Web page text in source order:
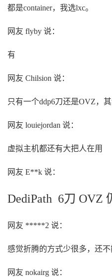
都是container，我选lxc。
网友 flyby 说：
有
网友 Chilsion 说：
只有一个ddp6刀还是OVZ，
网友 louiejordan 说：
虚拟主机都还有大把人在用
网友 E**k 说：
DediPath 6刀 OVZ
网友 *****2 说：
感觉折腾的方式少很多，还不
网友 nokairg 说：